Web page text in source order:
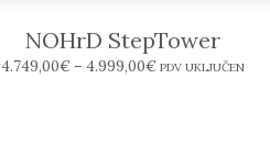
NOHrD StepTower
4.749,00€– 4.999,00€ PDV UKLJUČEN